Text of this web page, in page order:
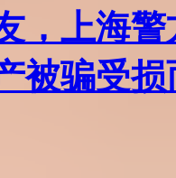
，上海
被骗受